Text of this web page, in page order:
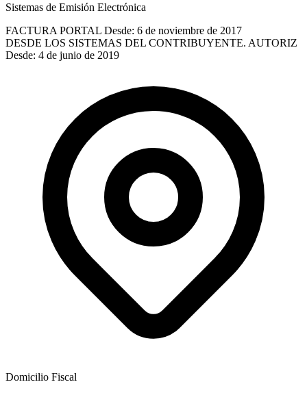
Sistemas de Emisión Electrónica
FACTURA PORTAL Desde: 6 de noviembre de 2017
DESDE LOS SISTEMAS DEL CONTRIBUYENTE. AUTORIZ
Desde: 4 de junio de 2019
Domicilio Fiscal